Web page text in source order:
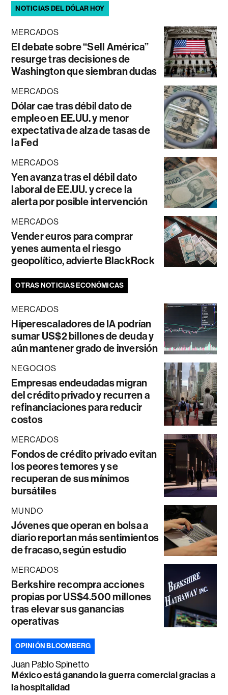
NOTICIAS DEL DÓLAR HOY
MERCADOS
El debate sobre “Sell América”
resurge tras decisiones de
Washington que siembran dudas
MERCADOS
Dólar cae tras débil dato de
empleo en EE.UU. y menor
expectativa de alza de tasas de
la Fed
MERCADOS
Yen avanza tras el débil dato
laboral de EE.UU. y crece la
alerta por posible intervención
MERCADOS
Vender euros para comprar
yenes aumenta el riesgo
geopolítico, advierte BlackRock
OTRAS NOTICIAS ECONÓMICAS
MERCADOS
Hiperescaladores de IA podrían
sumar US$2 billones de deuda y
aún mantener grado de inversión
NEGOCIOS
Empresas endeudadas migran
del crédito privado y recurren a
refinanciaciones para reducir
costos
MERCADOS
Fondos de crédito privado evitan
los peores temores y se
recuperan de sus mínimos
bursátiles
MUNDO
Jóvenes que operan en bolsa a
diario reportan más sentimientos
de fracaso, según estudio
MERCADOS
Berkshire recompra acciones
propias por US$4.500 millones
tras elevar sus ganancias
operativas
OPINIÓN BLOOMBERG
Juan Pablo Spinetto
México está ganando la guerra comercial gracias a
la hospitalidad